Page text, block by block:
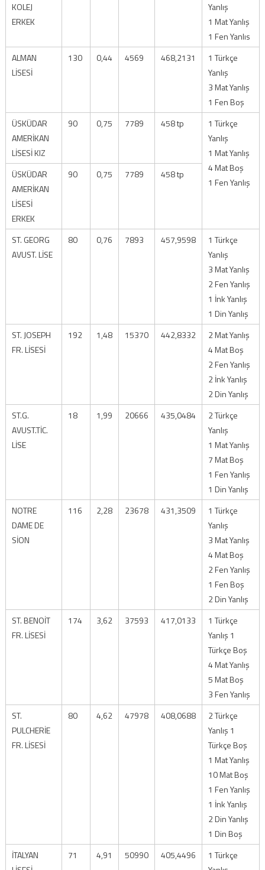
KOLEJ
ERKEK
Yanlış
1 Mat Yanlış
1 Fen Yanlıs
ALMAN
LİSESİ
130 0,44 4569 468,2131
1 Türkçe
Yanlış
3 Mat Yanlış
1 Fen Boş
ÜSKÜDAR
AMERİKAN
LİSESİ KIZ
90 0,75 7789 458 tp
1 Türkçe
Yanlış
1 Mat Yanlış
4 Mat Boş
1 Fen Yanlış
ÜSKÜDAR
AMERİKAN
LİSESİ
ERKEK
90 0,75 7789 458 tp
ST. GEORG
AVUST. LİSE
80 0,76 7893 457,9598
1 Türkçe
Yanlış
3 Mat Yanlış
2 Fen Yanlış
1 İnk Yanlış
1 Din Yanlış
ST. JOSEPH
FR. LİSESİ
192 1,48 15370 442,8332
2 Mat Yanlış
4 Mat Boş
2 Fen Yanlış
2 İnk Yanlış
2 Din Yanlış
ST.G.
AVUST.TİC.
LİSE
18 1,99 20666 435,0484
2 Türkçe
Yanlış
1 Mat Yanlış
7 Mat Boş
1 Fen Yanlış
1 Din Yanlış
NOTRE
DAME DE
SİON
116 2,28 23678 431,3509
1 Türkçe
Yanlış
3 Mat Yanlış
4 Mat Boş
2 Fen Yanlış
1 Fen Boş
2 Din Yanlış
ST. BENOİT
FR. LİSESİ
174 3,62 37593 417,0133
1 Türkçe
Yanlış 1
Türkçe Boş
4 Mat Yanlış
5 Mat Boş
3 Fen Yanlış
ST.
PULCHERİE
FR. LİSESİ
80 4,62 47978 408,0688
2 Türkçe
Yanlış 1
Türkçe Boş
1 Mat Yanlış
10 Mat Boş
1 Fen Yanlış
1 İnk Yanlış
2 Din Yanlış
1 Din Boş
İTALYAN
71 4,91 50990 405,4496
1 Türkçe